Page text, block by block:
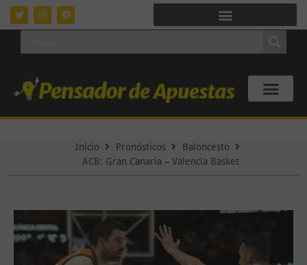
Inicio Pronósticos
Baloncesto
ACB: Gran Canaria – Valencia Basket